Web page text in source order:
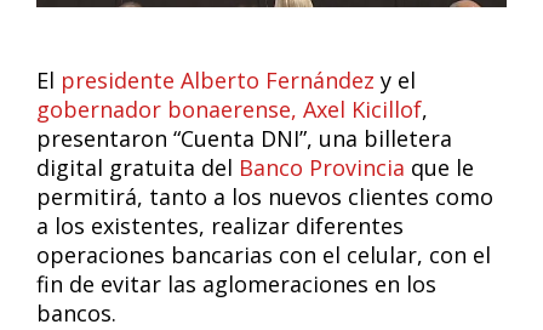
El presidente Alberto Fernández y el
gobernador bonaerense, Axel Kicillof,
presentaron “Cuenta DNI”, una billetera
digital gratuita del Banco Provincia que le
permitirá, tanto a los nuevos clientes como
a los existentes, realizar diferentes
operaciones bancarias con el celular, con el
fin de evitar las aglomeraciones en los
bancos.